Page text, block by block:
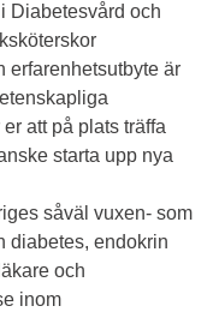
Diabetesvård och
erfarenhetsutbyte är
att på plats träffa
starta upp nya
såväl vuxen- som
diabetes, endokrin
och
inom